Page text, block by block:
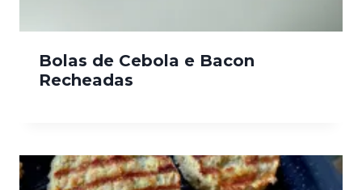
Bolas de Cebola e Bacon
Recheadas